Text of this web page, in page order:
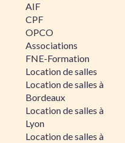
AIF
CPF
OPCO
Associations
FNE-Formation
Location de salles
Location de salles à
Bordeaux
Location de salles à
Lyon
Location de salles à